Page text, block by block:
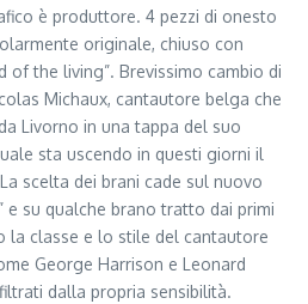
è produttore. 4 pezzi di onesto
originale, chiuso con
of the living”. Brevissimo cambio di
Michaux, cantautore belga che
Livorno in una tappa del suo
sta uscendo in questi giorni il
scelta dei brani cade sul nuovo
e su qualche brano tratto dai primi
la classe e lo stile del cantautore
George Harrison e Leonard
dalla propria sensibilità.